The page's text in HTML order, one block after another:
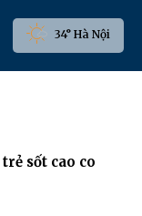
34° Hà Nội
sốt cao co